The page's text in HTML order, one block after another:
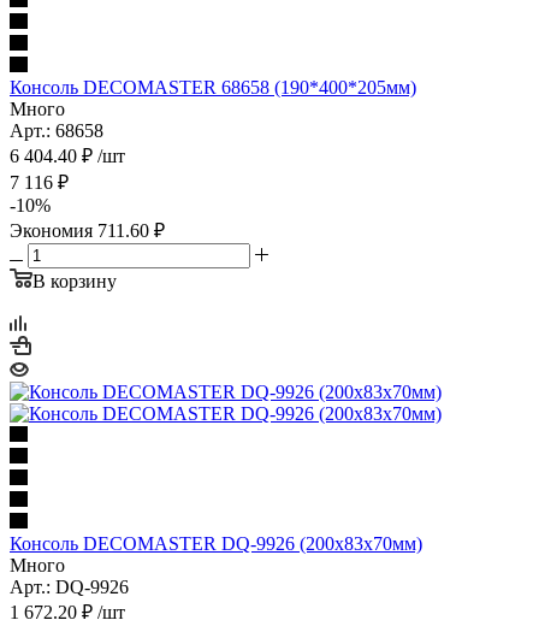
Консоль DECOMASTER 68658 (190*400*205мм)
Много
Арт.: 68658
6 404.40 ₽ /шт
7 116 ₽
-10%
Экономия 711.60 ₽
В корзину
Консоль DECOMASTER DQ-9926 (200x83x70мм)
Много
Арт.: DQ-9926
1 672.20 ₽ /шт